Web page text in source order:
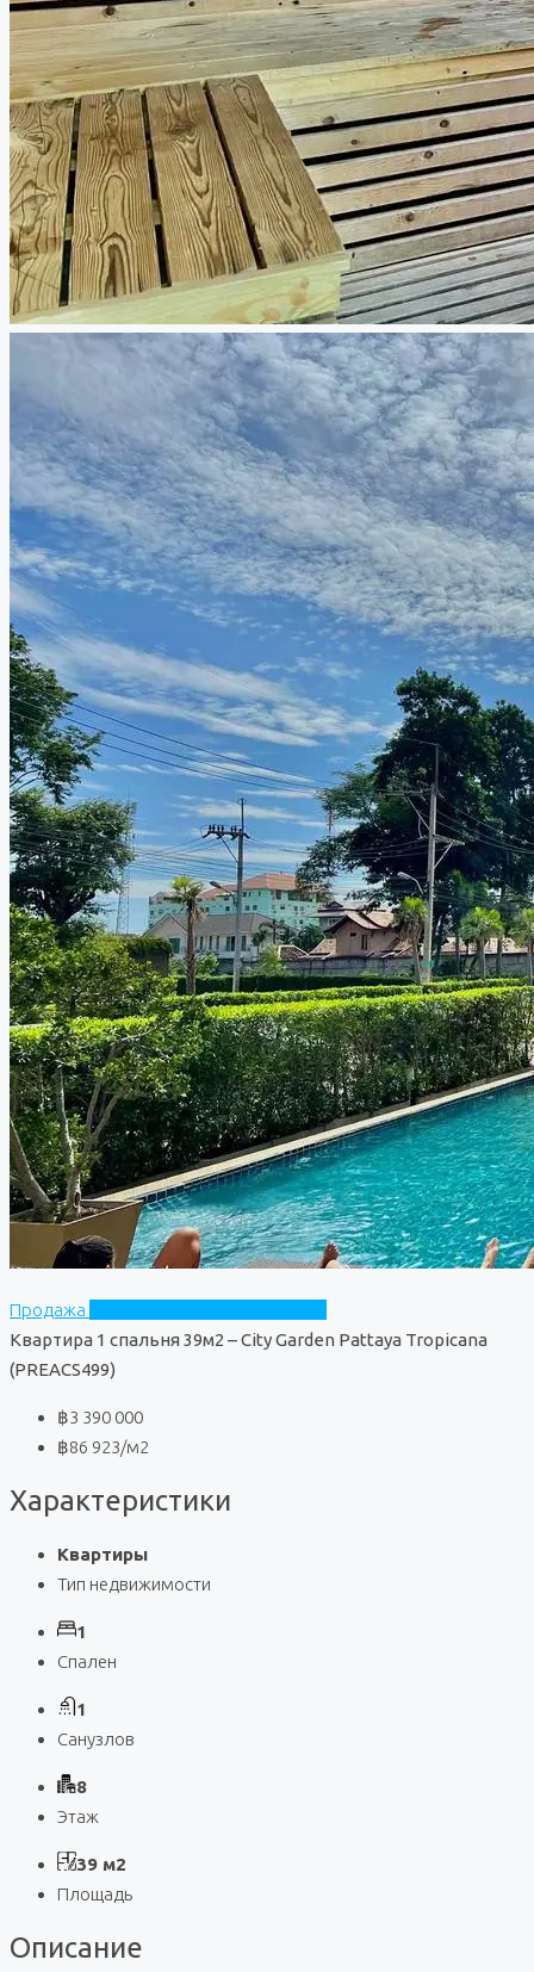
Продажа
Квартира 1 спальня 39м2 – City Garden Pattaya Tropicana
(PREACS499)
฿3 390 000
฿86 923/м2
Характеристики
Квартиры
Тип недвижимости
1
Спален
1
Санузлов
8
Этаж
39 м2
Площадь
Описание